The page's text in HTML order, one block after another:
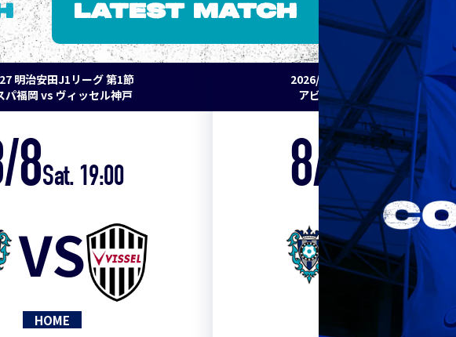
LATEST MATCH
明治安田J1リーグ 第1節
パ福岡 vs ヴィッセル神戸
8Sat. 19:00
VS
HOME
2026/27 明治安田J1リーグ 第2節
アビスパ福岡 vs セレッソ大阪
8/15Sat. 19:00
VS